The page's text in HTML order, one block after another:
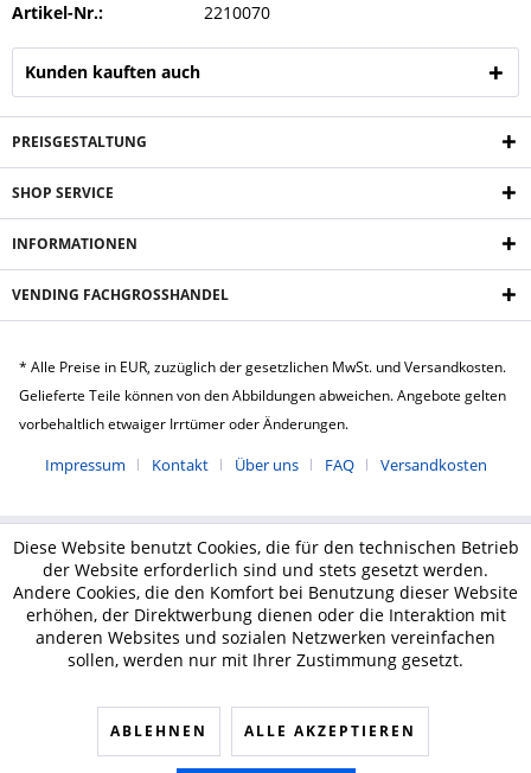
Artikel-Nr.: 2210070
Kunden kauften auch
PREISGESTALTUNG
SHOP SERVICE
INFORMATIONEN
VENDING FACHGROSSHANDEL
* Alle Preise in EUR, zuzüglich der gesetzlichen MwSt. und Versandkosten.
Gelieferte Teile können von den Abbildungen abweichen. Angebote gelten
vorbehaltlich etwaiger Irrtümer oder Änderungen.
Impressum Kontakt Über uns FAQ Versandkosten
Diese Website benutzt Cookies, die für den technischen Betrieb
der Website erforderlich sind und stets gesetzt werden.
Andere Cookies, die den Komfort bei Benutzung dieser Website
erhöhen, der Direktwerbung dienen oder die Interaktion mit
anderen Websites und sozialen Netzwerken vereinfachen
sollen, werden nur mit Ihrer Zustimmung gesetzt.
ABLEHNEN ALLE AKZEPTIEREN